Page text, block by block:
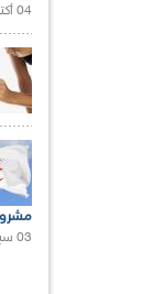
04 أكتوبر 2020 |
03 سبتمبر 2020 |